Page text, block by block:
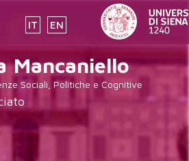
IT EN
Mancaniello
Sociali, Politiche e Cognitive